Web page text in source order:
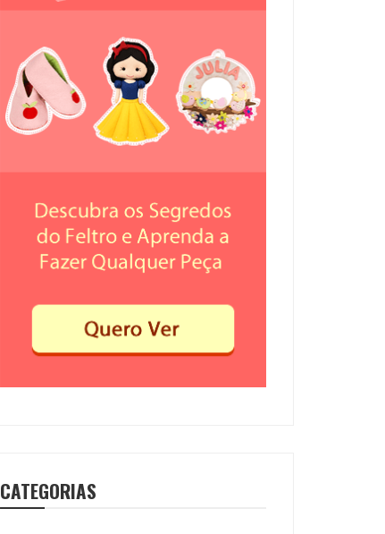
CATEGORIAS